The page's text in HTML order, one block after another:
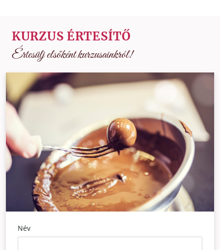
KURZUS ÉRTESÍTŐ
Értesülj elsőként kurzusainkról!
Név